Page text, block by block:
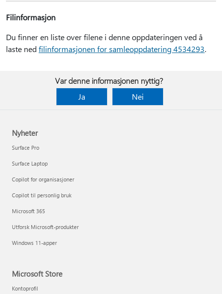
Filinformasjon
Du finner en liste over filene i denne oppdateringen ved å
laste nedfilinformasjonen for samleoppdatering 4534293.
Var denne informasjonen nyttig?
Ja
Nei
Nyheter
Surface Pro
Surface Laptop
Copilot for organisasjoner
Copilot til personlig bruk
Microsoft 365
Utforsk Microsoft-produkter
Windows 11-apper
Microsoft Store
Kontoprofil